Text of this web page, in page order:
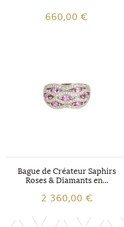
660,00 €
Bague de Créateur Saphirs
Roses & Diamants en...
2 360,00 €